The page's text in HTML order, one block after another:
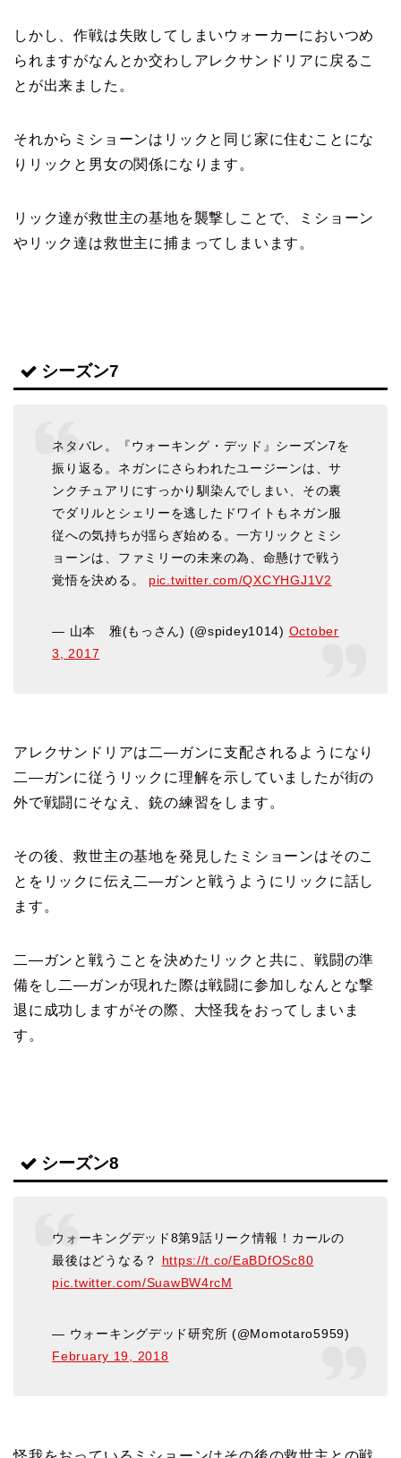
しかし、作戦は失敗してしまいウォーカーにおいつめ
られますがなんとか交わしアレクサンドリアに戻るこ
とが出来ました。
それからミショーンはリックと同じ家に住むことにな
りリックと男女の関係になります。
リック達が救世主の基地を襲撃しことで、ミショーン
やリック達は救世主に捕まってしまいます。
シーズン7
ネタバレ。『ウォーキング・デッド』シーズン7を
振り返る。ネガンにさらわれたユージーンは、サ
ンクチュアリにすっかり馴染んでしまい、その裏
でダリルとシェリーを逃したドワイトもネガン服
従への気持ちが揺らぎ始める。一方リックとミシ
ョーンは、ファミリーの未来の為、命懸けで戦う
覚悟を決める。 pic.twitter.com/QXCYHGJ1V2
— 山本 雅(もっさん) (@spidey1014) October
3, 2017
アレクサンドリアは二―ガンに支配されるようになり
二―ガンに従うリックに理解を示していましたが街の
外で戦闘にそなえ、銃の練習をします。
その後、救世主の基地を発見したミショーンはそのこ
とをリックに伝え二―ガンと戦うようにリックに話し
ます。
二―ガンと戦うことを決めたリックと共に、戦闘の準
備をし二―ガンが現れた際は戦闘に参加しなんとな撃
退に成功しますがその際、大怪我をおってしまいま
す。
シーズン8
ウォーキングデッド8第9話リーク情報！カールの
最後はどうなる？ https://t.co/EaBDfOSc80
pic.twitter.com/SuawBW4rcM
— ウォーキングデッド研究所 (@Momotaro5959)
February 19, 2018